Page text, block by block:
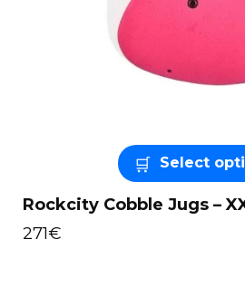
Select
Rockcity Cobble Jugs –
271€